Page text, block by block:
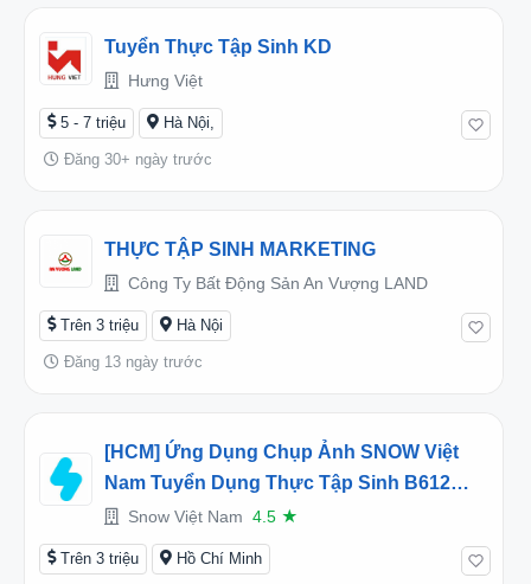
Tuyển Thực Tập Sinh KD
Hưng Việt
5 - 7 triệu Hà Nội,
Đăng 30+ ngày trước
THỰC TẬP SINH MARKETING
Công Ty Bất Động Sản An Vượng LAND
Trên 3 triệu Hà Nội
Đăng 13 ngày trước
[HCM] Ứng Dụng Chụp Ảnh SNOW Việt
Nam Tuyển Dụng Thực Tập Sinh B612
SNOW Marketing Full-Time 2026 (Mức
Lương. 3,000,000 VNĐ/ Tháng)
Snow Việt Nam 4.5 ★
Trên 3 triệu Hồ Chí Minh